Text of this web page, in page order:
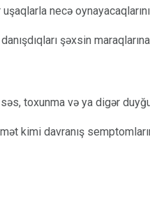
necə
şəxsin
toxunma və ya digər
kimi davranış